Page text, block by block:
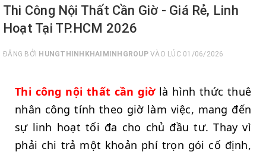
Thi Công Nội Thất Cần Giờ - Giá Rẻ, Linh
Hoạt Tại TP.HCM 2026
ĐĂNG BỞI HUNGTHINHKHAIMINHGROUPVÀO LÚC 01/06/2026
Thi công nội thất cần giờlà hình thức thuê
nhân công tính theo giờ làm việc, mang đến
sự linh hoạt tối đa cho chủ đầu tư. Thay vì
phải chi trả một khoản phí trọn gói cố định,